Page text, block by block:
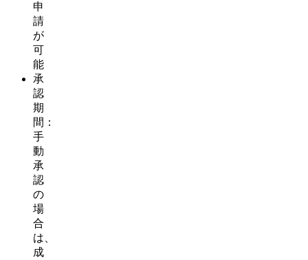
申
請
が
可
能
承
認
期
間：
手
動
承
認
の
場
合
は、
成